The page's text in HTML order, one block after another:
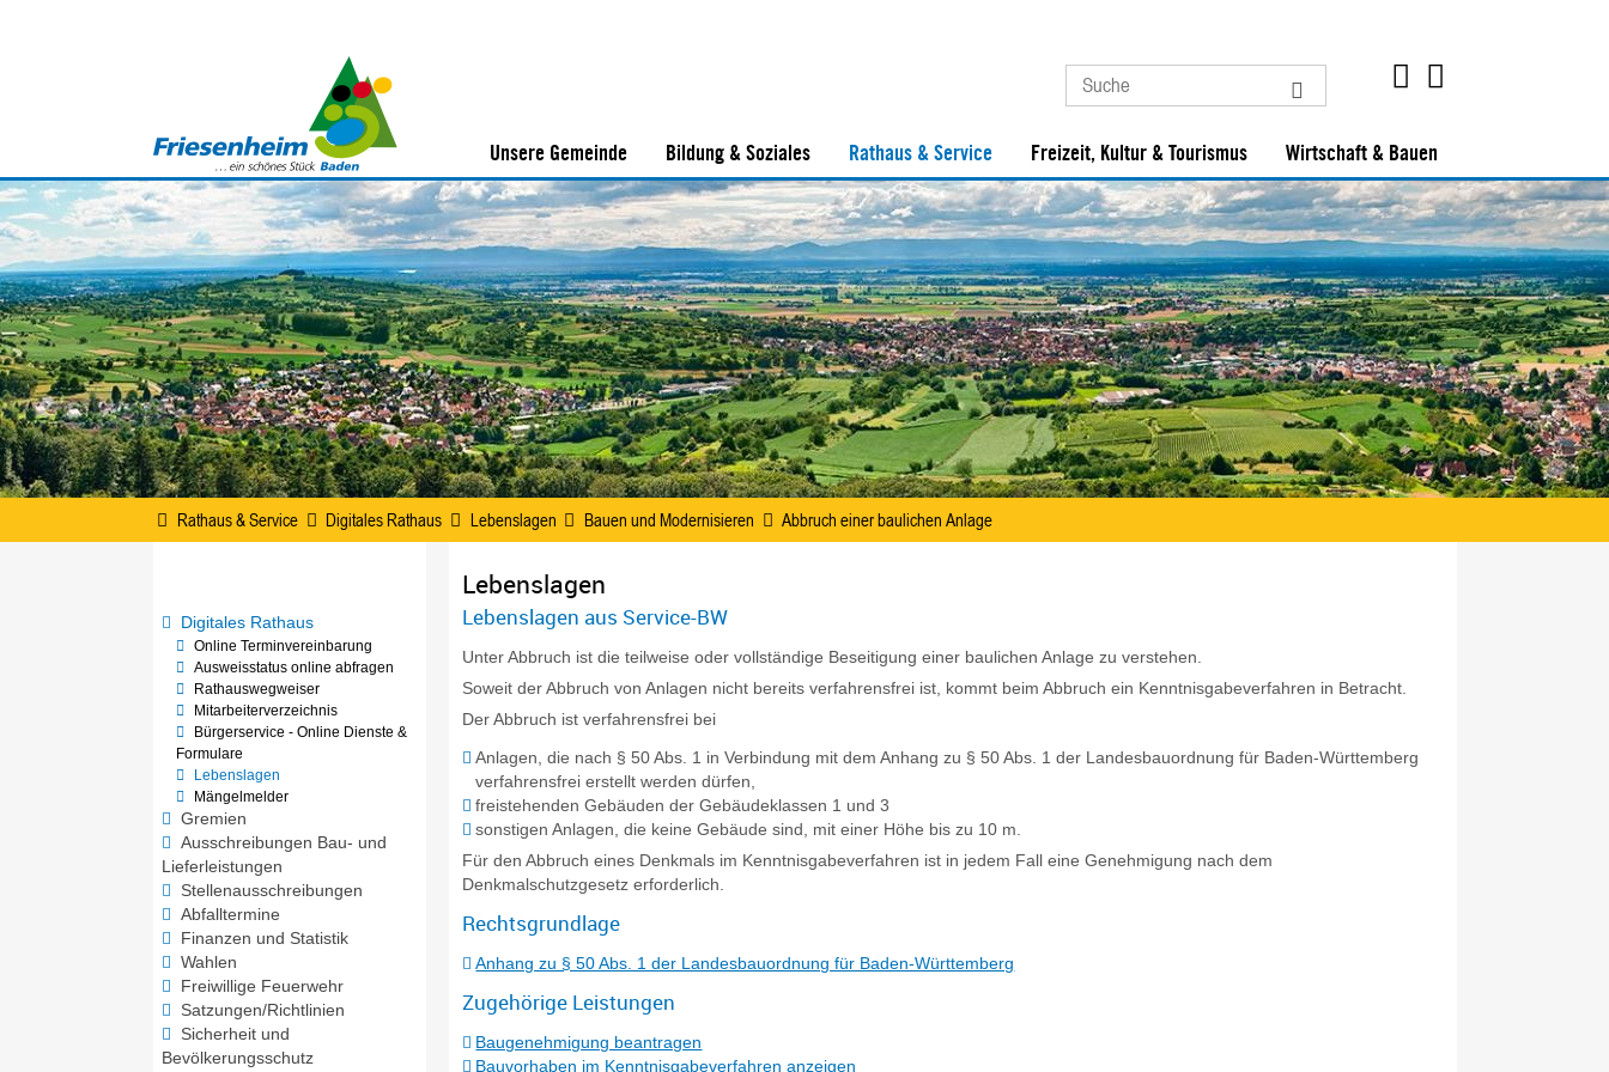
Unsere Gemeinde Bildung & Soziales Rathaus & Service Freizeit, Kultur & Tourismus Wirtschaft & Bauen
Rathaus & Service Digitales Rathaus Lebenslagen Bauen und Modernisieren Abbruch einer baulichen Anlage
Digitales Rathaus
Online Terminvereinbarung
Ausweisstatus online abfragen
Rathauswegweiser
Mitarbeiterverzeichnis
Bürgerservice - Online Dienste &
Formulare
Lebenslagen
Mängelmelder
Gremien
Ausschreibungen Bau- und
Lieferleistungen
Stellenausschreibungen
Abfalltermine
Finanzen und Statistik
Wahlen
Freiwillige Feuerwehr
Satzungen/Richtlinien
Sicherheit und
Bevölkerungsschutz
Lebenslagen
Lebenslagen aus Service-BW
Unter Abbruch ist die teilweise oder vollständige Beseitigung einer baulichen Anlage zu verstehen.
Soweit der Abbruch von Anlagen nicht bereits verfahrensfrei ist, kommt beim Abbruch ein Kenntnisgabeverfahren in Betracht.
Der Abbruch ist verfahrensfrei bei
Anlagen, die nach § 50 Abs. 1 in Verbindung mit dem Anhang zu § 50 Abs. 1 der Landesbauordnung für Baden-Württemberg
verfahrensfrei erstellt werden dürfen,
freistehenden Gebäuden der Gebäudeklassen 1 und 3
sonstigen Anlagen, die keine Gebäude sind, mit einer Höhe bis zu 10 m.
Für den Abbruch eines Denkmals im Kenntnisgabeverfahren ist in jedem Fall eine Genehmigung nach dem
Denkmalschutzgesetz erforderlich.
Rechtsgrundlage
Anhang zu § 50 Abs. 1 der Landesbauordnung für Baden-Württemberg
Zugehörige Leistungen
Baugenehmigung beantragen
Bauvorhaben im Kenntnisgabeverfahren anzeigen